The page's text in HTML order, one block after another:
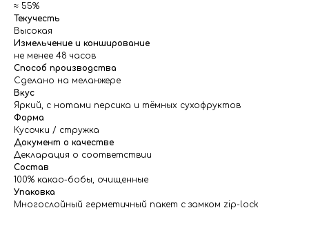
≈ 55%
Текучесть
Высокая
Измельчение и конширование
не менее 48 часов
Способ производства
Сделано на меланжере
Вкус
Яркий, с нотами персика и тёмных сухофруктов
Форма
Кусочки / стружка
Документ о качестве
Декларация о соответствии
Состав
100% какао-бобы, очищенные
Упаковка
Многослойный герметичный пакет с замком zip-lock